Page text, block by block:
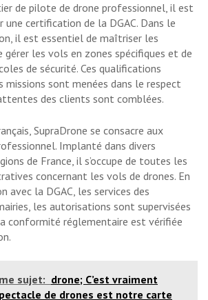
de pilote de drone professionnel, il est
une certification de la DGAC. Dans le
il est essentiel de maîtriser les
les vols en zones spécifiques et de
de sécurité. Ces qualifications
missions sont menées dans le respect
des clients sont comblées.
SupraDrone se consacre aux
Implanté dans divers
de France, il s’occupe de toutes les
concernant les vols de drones. En
la DGAC, les services des
les autorisations sont supervisées
conformité réglementaire est vérifiée
sujet: drone; C’est vraiment
de drones est notre carte